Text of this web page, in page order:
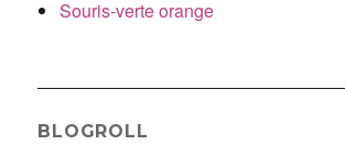
Souris-verte orange
BLOGROLL